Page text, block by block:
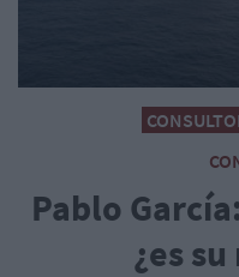
Pablo
¿es